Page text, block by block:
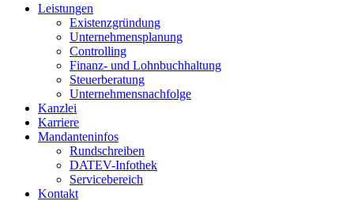
Menu
Leistungen
Existenzgründung
Unternehmensplanung
Controlling
Finanz- und Lohnbuchhaltung
Steuerberatung
Unternehmensnachfolge
Kanzlei
Karriere
Mandanteninfos
Rundschreiben
DATEV-Infothek
Servicebereich
Kontakt